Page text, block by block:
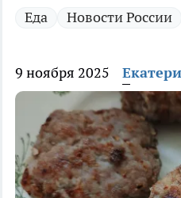
Еда Новости России
9 ноября 2025